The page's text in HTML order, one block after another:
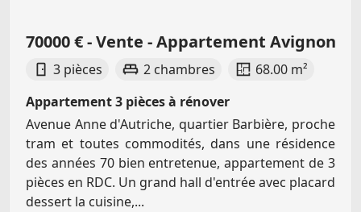
70000 € - Vente - Appartement Avignon
3 pièces 2 chambres
68.00 m²
Appartement 3 pièces à rénover
Avenue Anne d'Autriche, quartier Barbière, proche
tram et toutes commodités, dans une résidence
des années 70 bien entretenue, appartement de 3
pièces en RDC. Un grand hall d'entrée avec placard
dessert la cuisine,...